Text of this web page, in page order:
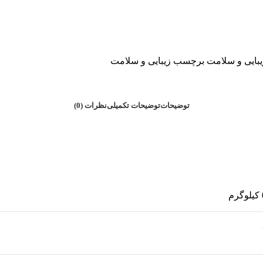
و سلامت برچسب زیبایی و سلامت
توضیحاتتوضیحات تکمیلینظرات (0)